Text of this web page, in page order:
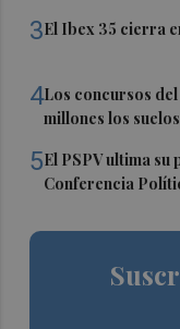
3El Ibex 35 cierra
4Los concursos del
millones los
5El PSPV ultima
Conferencia